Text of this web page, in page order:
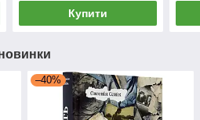
Купити
–40%